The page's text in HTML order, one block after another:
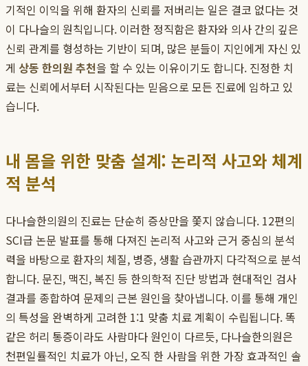
기적인 이익을 위해 환자의 신뢰를 저버리는 일은 결코 없다는 것
이 다나슬의 원칙입니다. 이러한 정직함은 환자와 의사 간의 깊은
신뢰 관계를 형성하는 기반이 되며, 많은 분들이 지인에게 자신 있
게 상동 한의원 추천을 할 수 있는 이유이기도 합니다. 진정한 치
료는 신뢰에서부터 시작된다는 믿음으로 모든 진료에 임하고 있
습니다.
내 몸을 위한 맞춤 설계: 논리적 사고와 체계
적 분석
다나슬한의원의 진료는 단순히 증상만을 쫓지 않습니다. 12편의
SCI급 논문 발표를 통해 다져진 논리적 사고와 근거 중심의 분석
력을 바탕으로 환자의 체질, 병증, 생활 습관까지 다각적으로 분석
합니다. 문진, 맥진, 복진 등 한의학적 진단 방법과 현대적인 검사
결과를 종합하여 문제의 근본 원인을 찾아냅니다. 이를 통해 개인
의 특성을 완벽하게 고려한 1:1 맞춤 치료 계획이 수립됩니다. 똑
같은 허리 통증이라도 사람마다 원인이 다르듯, 다나슬한의원은
천편일률적인 치료가 아닌, 오직 한 사람을 위한 가장 효과적인 솔